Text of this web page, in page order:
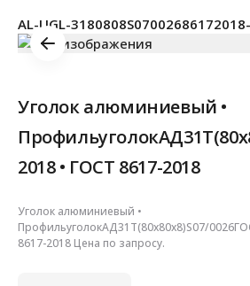
AL-UGL-
Уголок алюминиевый •
2018 • ГОСТ 8617-2018
Уголок алюминиевый •
ПрофильуголокАД31Т(80х80х8)S07/
8617-2018 Цена по запросу.